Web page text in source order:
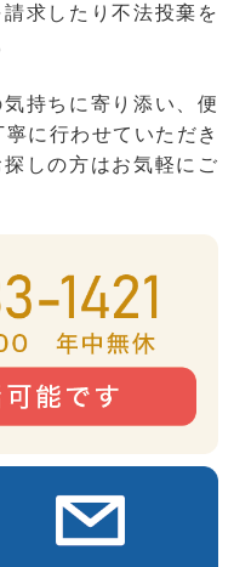
求したり不法投棄を
持ちに寄り添い、便
に行わせていただき
しの方はお気軽にご